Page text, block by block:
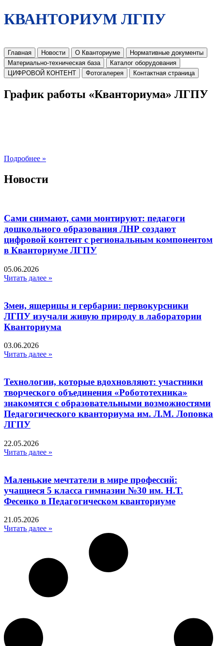
КВАНТОРИУМ ЛГПУ
Главная Новости О Кванториуме
Нормативные документы
Материально-техническая база
Каталог оборудования
ЦИФРОВОЙ КОНТЕНТ
Фотогалерея Контактная страница
График работы «Кванториума» ЛГПУ
Подробнее »
Новости
Сами снимают, сами монтируют: педагоги
дошкольного образования ЛНР создают
цифровой контент с региональным компонентом
в Кванториуме ЛГПУ​
05.06.2026
Читать далее »
Змеи, ящерицы и гербарии: первокурсники
ЛГПУ изучали живую природу в лаборатории
Кванториума
03.06.2026
Читать далее »
Технологии, которые вдохновляют: участники
творческого объединения «Робототехника»
знакомятся с образовательными возможностями
Педагогического кванториума им. Л.М. Лоповка
ЛГПУ
22.05.2026
Читать далее »
Маленькие мечтатели в мире профессий:
учащиеся 5 класса гимназии №30 им. Н.Т.
Фесенко в Педагогическом кванториуме
21.05.2026
Читать далее »